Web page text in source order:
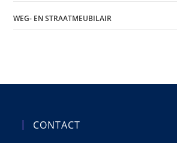
WEG- EN STRAATMEUBILAIR
CONTACT